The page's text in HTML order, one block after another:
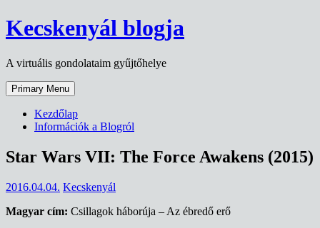
Skip
to
Kecskenyál blogja
A virtuális gondolataim gyűjtőhelye
Primary Menu
Kezdőlap
Információk a Blogról
Star Wars VII: The Force Awakens (2015)
2016.04.04. Kecskenyál
Magyar cím: Csillagok háborúja – Az ébredő erő